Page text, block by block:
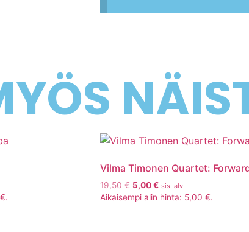
€.
Vilma Timonen Quartet:
19,50€ 5,00€ sis. alv
Aikaisempi alin hinta: 5,00 €.